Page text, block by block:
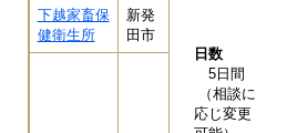
日数
5日間
（相談に
応じ変更
下越家畜保
健衛生所
新発
田市